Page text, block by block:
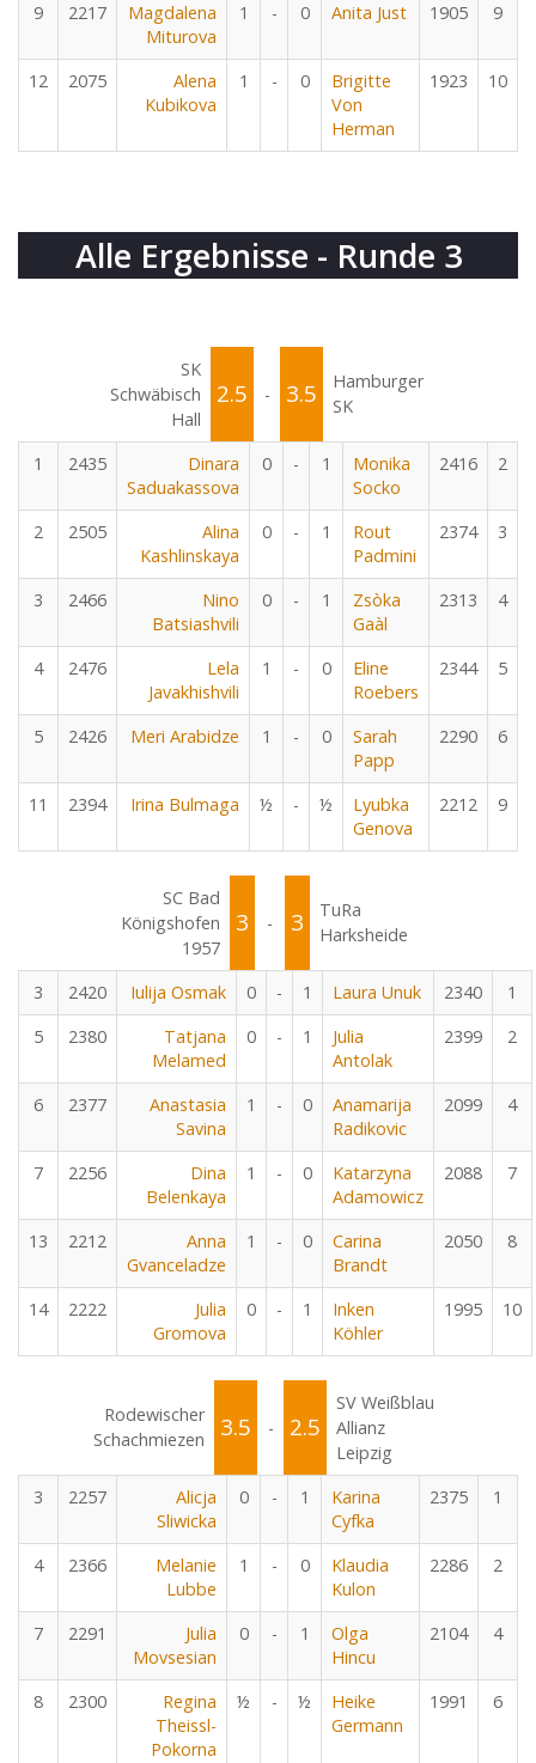
9 2217
Magdalena
Miturova
1 - 0 Anita Just 1905 9
12 2075
Alena
Kubikova
1 - 0
Brigitte
Von
Herman
1923 10
Alle Ergebnisse - Runde 3
SK
Schwäbisch
Hall
2.5 - 3.5
Hamburger
SK
1 2435
Dinara
Saduakassova
0 - 1
Monika
Socko
2416 2
2 2505
Alina
Kashlinskaya
0 - 1
Rout
Padmini
2374 3
3 2466
Nino
Batsiashvili
0 - 1
Zsòka
Gaàl
2313 4
4 2476
Lela
Javakhishvili
1 - 0
Eline
Roebers
2344 5
5 2426 Meri Arabidze 1 - 0
Sarah
Papp
2290 6
11 2394 Irina Bulmaga ½ - ½
Lyubka
Genova
2212 9
SC Bad
Königshofen
1957
3 - 3
TuRa
Harksheide
3 2420 Iulija Osmak 0 - 1 Laura Unuk 2340
1
5
2380
Tatjana
Melamed
0 - 1
Julia
Antolak
2399 2
6 2377
Anastasia
Savina
1 - 0
Anamarija
Radikovic
2099 4
7 2256
Dina
Belenkaya
1 - 0
Katarzyna
Adamowicz
2088 7
13 2212
Anna
Gvanceladze
1 - 0
Carina
Brandt
2050 8
14 2222
Julia
Gromova
0 - 1
Inken
Köhler
1995 10
Rodewischer
Schachmiezen
3.5 - 2.5
SV Weißblau
Allianz
Leipzig
3
2257
Alicja
Sliwicka
0 - 1
Karina
Cyfka
2375 1
4 2366
Melanie
Lubbe
1 - 0
Klaudia
Kulon
2286 2
7 2291
Julia
Movsesian
0 - 1
Olga
Hincu
2104 4
8 2300
Regina
Theissl-
Pokorna
½ - ½
Heike
Germann
1991 6